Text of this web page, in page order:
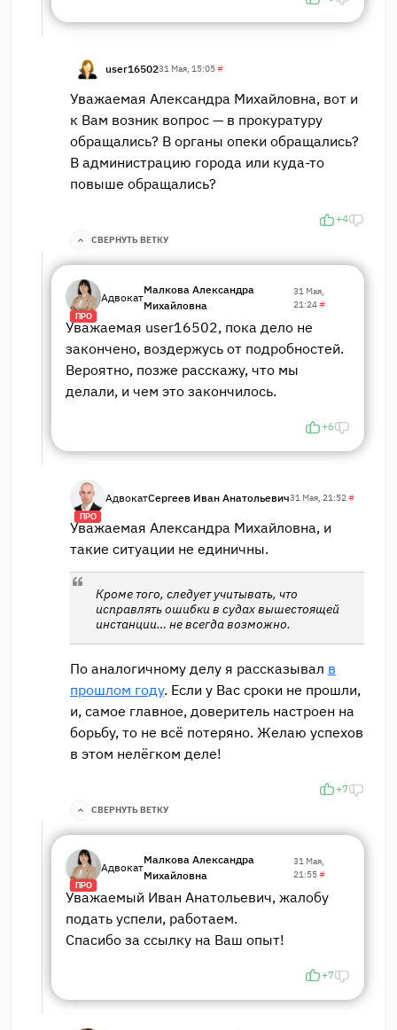
user1650231 Мая, 15:05#
Уважаемая Александра Михайловна, вот и
к Вам возник вопрос — в прокуратуру
обращались? В органы опеки обращались?
В администрацию города или куда-то
повыше обращались?
+4
СВЕРНУТЬ ВЕТКУ
ПРО
Адвокат
Малкова Александра
Михайловна
31 Мая,
21:24#
Уважаемая user16502, пока дело не
закончено, воздержусь от подробностей.
Вероятно, позже расскажу, что мы
делали, и чем это закончилось.
+6
ПРО
АдвокатСергеев Иван Анатольевич31 Мая, 21:52#
Уважаемая Александра Михайловна, и
такие ситуации не единичны.
Кроме того, следует учитывать, что
исправлять ошибки в судах вышестоящей
инстанции… не всегда возможно.
По аналогичному делу я рассказывал в
прошлом году. Если у Вас сроки не прошли,
и, самое главное, доверитель настроен на
борьбу, то не всё потеряно. Желаю успехов
в этом нелёгком деле!
+7
СВЕРНУТЬ ВЕТКУ
ПРО
Адвокат
Малкова Александра
Михайловна
31 Мая,
21:55#
Уважаемый Иван Анатольевич, жалобу
подать успели, работаем.
Спасибо за ссылку на Ваш опыт!
+7